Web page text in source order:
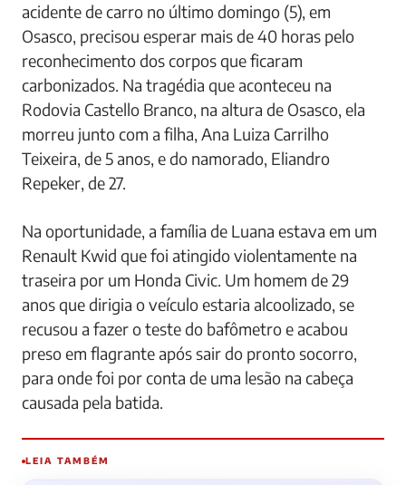
acidente de carro no último domingo (5), em
Osasco, precisou esperar mais de 40 horas pelo
reconhecimento dos corpos que ficaram
carbonizados. Na tragédia que aconteceu na
Rodovia Castello Branco, na altura de Osasco, ela
morreu junto com a filha, Ana Luiza Carrilho
Teixeira, de 5 anos, e do namorado, Eliandro
Repeker, de 27.
Na oportunidade, a família de Luana estava em um
Renault Kwid que foi atingido violentamente na
traseira por um Honda Civic. Um homem de 29
anos que dirigia o veículo estaria alcoolizado, se
recusou a fazer o teste do bafômetro e acabou
preso em flagrante após sair do pronto socorro,
para onde foi por conta de uma lesão na cabeça
causada pela batida.
LEIA TAMBÉM